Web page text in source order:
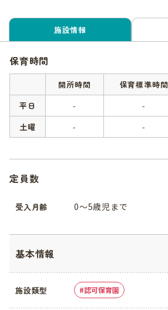
施設情報
保育時間
開所時間 保育標準時間
平日
- -
土曜
- -
定員数
受入月齢 0〜5歳児まで
基本情報
施設類型 認可保育園